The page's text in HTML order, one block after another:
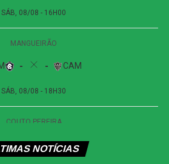
2026 (domingo)
Brasileiro – Série A
2026 (sábado)
NOTÍCIAS